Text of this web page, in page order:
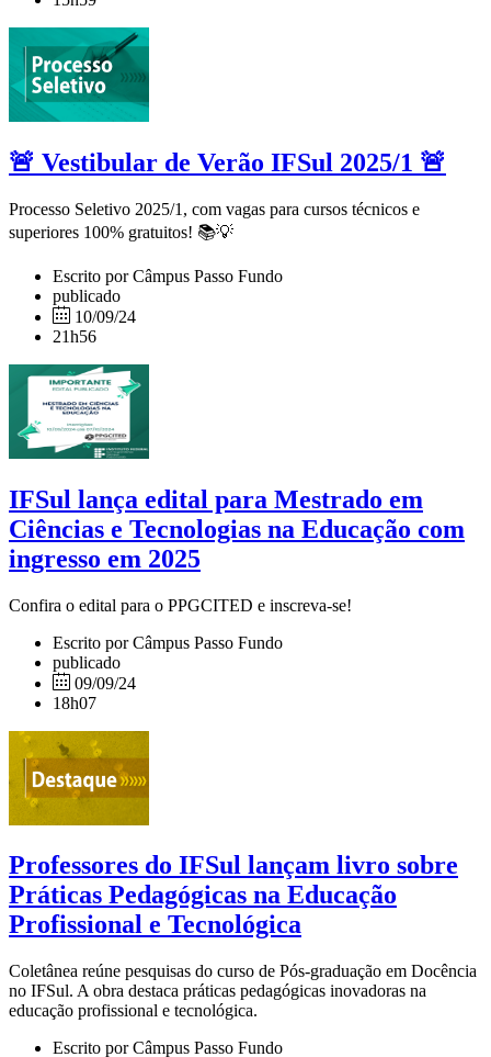
🚨 Vestibular de Verão IFSul 2025/1 🚨
Processo Seletivo 2025/1, com vagas para cursos técnicos e
superiores 100% gratuitos! 📚💡
Escrito por Câmpus Passo Fundo
publicado
10/09/24
21h56
IFSul lança edital para Mestrado em
Ciências e Tecnologias na Educação com
ingresso em 2025
Confira o edital para o PPGCITED e inscreva-se!
Escrito por Câmpus Passo Fundo
publicado
09/09/24
18h07
Professores do IFSul lançam livro sobre
Práticas Pedagógicas na Educação
Profissional e Tecnológica
Coletânea reúne pesquisas do curso de Pós-graduação em Docência
no IFSul. A obra destaca práticas pedagógicas inovadoras na
educação profissional e tecnológica.
Escrito por Câmpus Passo Fundo